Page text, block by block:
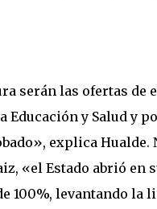
serán las ofertas de
Educación y Salud y
explica Hualde.
«el Estado abrió en
100%, levantando la